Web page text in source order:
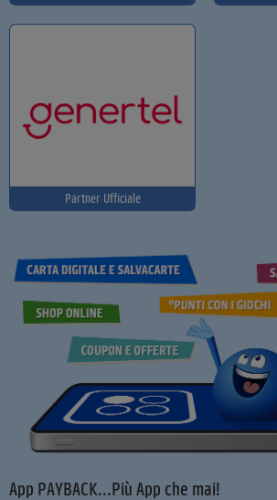
Partner Ufficiale
App PAYBACK...Più App che mai!